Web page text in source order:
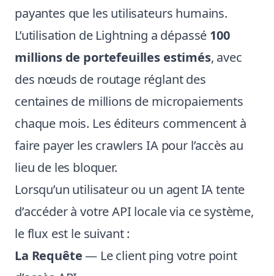
payantes que les utilisateurs humains.
L’utilisation de Lightning a dépassé 100
millions de portefeuilles estimés, avec
des nœuds de routage réglant des
centaines de millions de micropaiements
chaque mois. Les éditeurs commencent à
faire payer les crawlers IA pour l’accès au
lieu de les bloquer.
Lorsqu’un utilisateur ou un agent IA tente
d’accéder à votre API locale via ce système,
le flux est le suivant :
La Requête— Le client ping votre point